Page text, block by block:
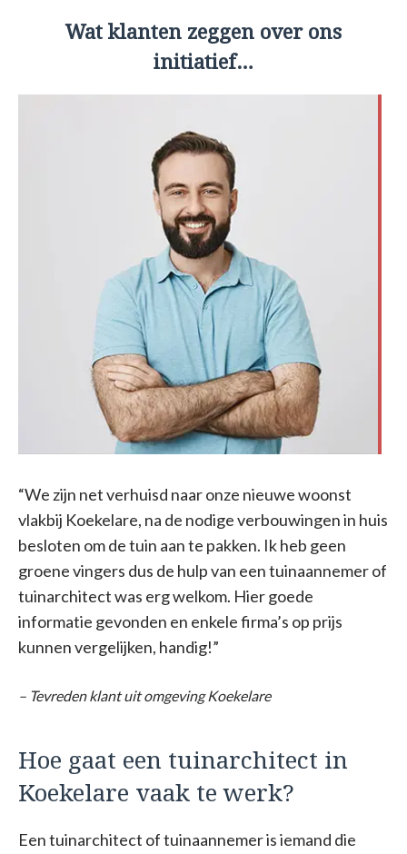
Wat klanten zeggen over ons
initiatief…
“We zijn net verhuisd naar onze nieuwe woonst
vlakbij Koekelare, na de nodige verbouwingen in huis
besloten om de tuin aan te pakken. Ik heb geen
groene vingers dus de hulp van een tuinaannemer of
tuinarchitect was erg welkom. Hier goede
informatie gevonden en enkele firma’s op prijs
kunnen vergelijken, handig!”
– Tevreden klant uit omgeving Koekelare
Hoe gaat een tuinarchitect in
Koekelare vaak te werk?
Een tuinarchitect of tuinaannemer is iemand die